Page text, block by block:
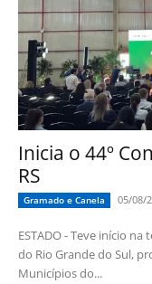
Inicia o 44º
RS
Gramado e Canela 05/08/
ESTADO - Teve início
do Rio Grande do Sul,
Municípios do...